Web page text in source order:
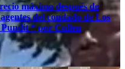
máximo después de
del condado de Los
* por Cullen